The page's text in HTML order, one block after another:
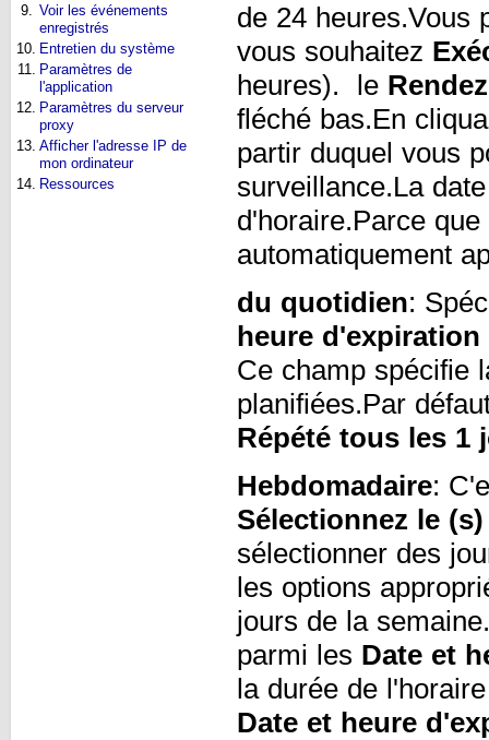
9.
Voir les événements
enregistrés
10. Entretien du système
11.
Paramètres de
l'application
12. Paramètres du serveur
proxy
13. Afficher l'adresse IP de
mon ordinateur
14. Ressources
de 24 heures.Vous
vous souhaitez
heures). le
fléché bas.En
partir duquel vous
surveillance.La
d'horaire.Parce
automatiquement
du quotidien:
heure d'expiration
Ce champ spécifie
planifiées.Par
Répété tous les 1
Hebdomadaire:
Sélectionnez le
sélectionner des
les options
jours de la
parmi les Date et
la durée de
Date et heure